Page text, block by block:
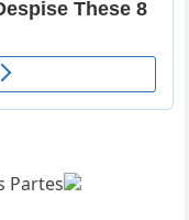
Partes